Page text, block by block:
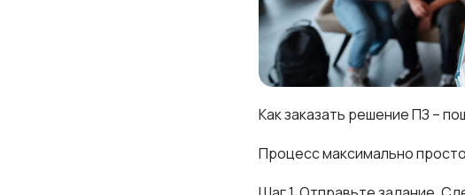
Как заказать решение ПЗ –
Процесс максимально